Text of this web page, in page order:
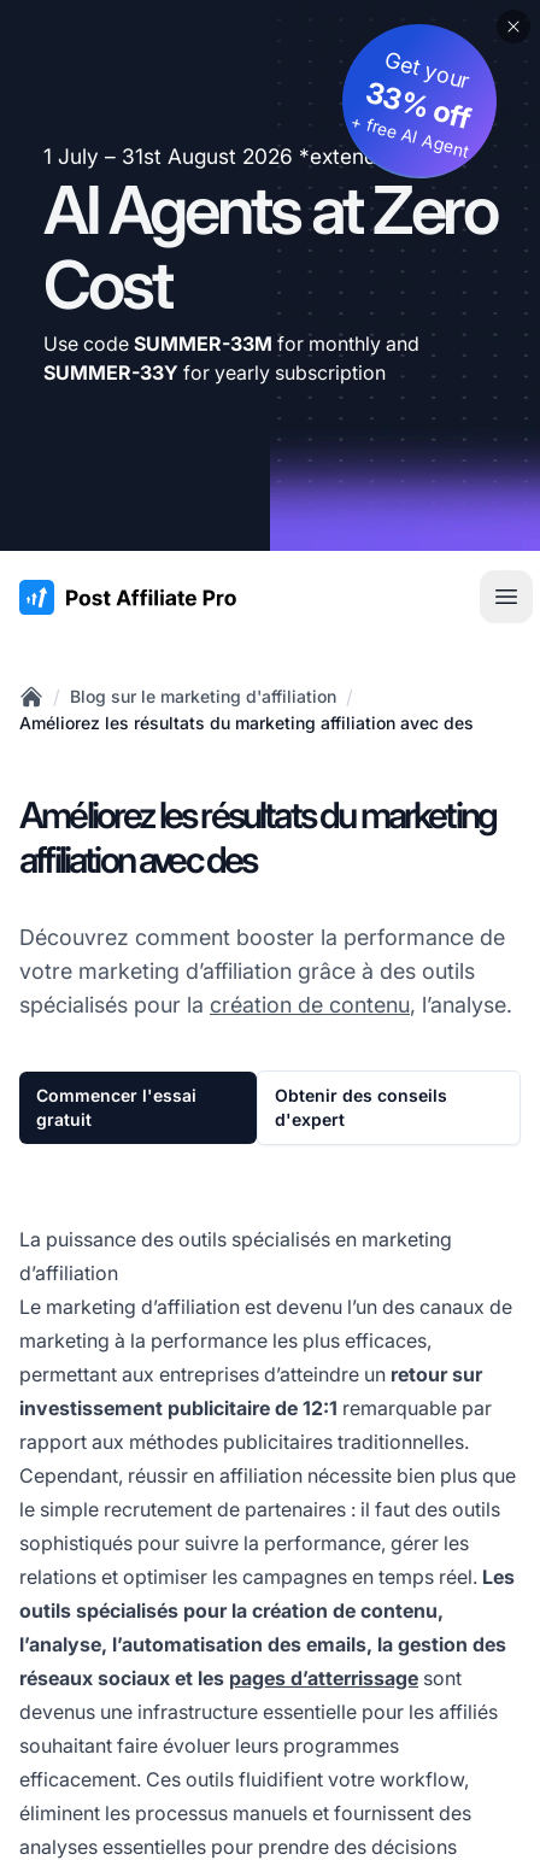
1 July – 31st August 2026 *extended
AI Agents at Zero
Cost
Get your
33% off
+ free AI Agent
Use code SUMMER-33M for monthly and
SUMMER-33Y for yearly subscription
:site.title
Home
/ Blog sur le marketing d'affiliation /
Améliorez les résultats du marketing affiliation avec des
Améliorez les résultats du marketing
affiliation avec des
Découvrez comment booster la performance de
votre marketing d’affiliation grâce à des outils
spécialisés pour la création de contenu, l’analyse.
Commencer l'essai
gratuit
Obtenir des conseils
d'expert
La puissance des outils spécialisés en marketing
d’affiliation
Le marketing d’affiliation est devenu l’un des canaux de
marketing à la performance les plus efficaces,
permettant aux entreprises d’atteindre un retour sur
investissement publicitaire de 12:1 remarquable par
rapport aux méthodes publicitaires traditionnelles.
Cependant, réussir en affiliation nécessite bien plus que
le simple recrutement de partenaires : il faut des outils
sophistiqués pour suivre la performance, gérer les
relations et optimiser les campagnes en temps réel. Les
outils spécialisés pour la création de contenu,
l’analyse, l’automatisation des emails, la gestion des
réseaux sociaux et les pages d’atterrissage sont
devenus une infrastructure essentielle pour les affiliés
souhaitant faire évoluer leurs programmes
efficacement. Ces outils fluidifient votre workflow,
éliminent les processus manuels et fournissent des
analyses essentielles pour prendre des décisions